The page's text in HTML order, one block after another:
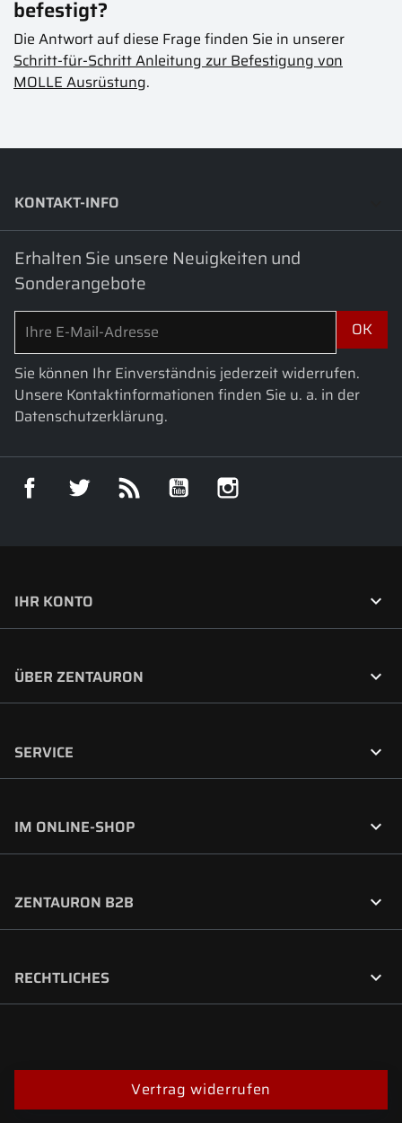
befestigt?
Die Antwort auf diese Frage finden Sie in unserer
Schritt-für-Schritt Anleitung zur Befestigung von
MOLLE Ausrüstung.
KONTAKT-INFO
Erhalten Sie unsere Neuigkeiten und
Sonderangebote
Sie können Ihr Einverständnis jederzeit widerrufen.
Unsere Kontaktinformationen finden Sie u. a. in der
Datenschutzerklärung.
Facebook Twitter RSS YouTube
IHR KONTO 
ÜBER ZENTAURON 
SERVICE 
IM ONLINE-SHOP 
ZENTAURON B2B 
RECHTLICHES 
Vertrag widerrufen